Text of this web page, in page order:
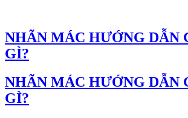
NHÃN MÁC HƯỚNG DẪN
GÌ?
NHÃN MÁC HƯỚNG DẪN
GÌ?